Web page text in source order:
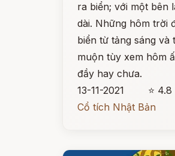
ra biển; với một bên
dài. Những hôm trời
biển từ tảng sáng và
muộn tùy xem hôm
đầy hay chưa.
13-11-2021
⭐ 4.8
Cổ tích Nhật Bản